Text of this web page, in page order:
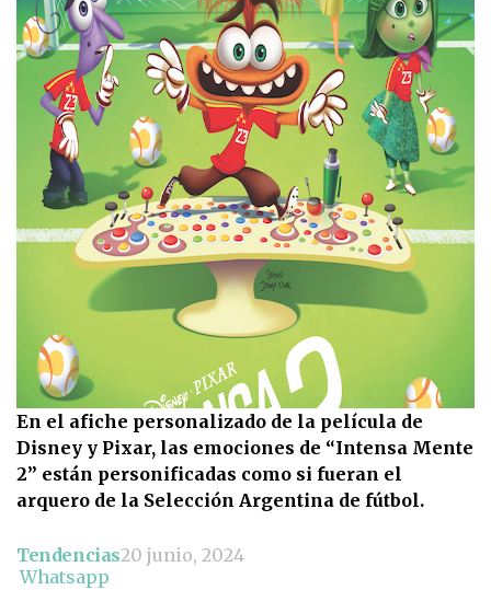
En el afiche personalizado de la película de
Disney y Pixar, las emociones de “Intensa Mente
2” están personificadas como si fueran el
arquero de la Selección Argentina de fútbol.
Tendencias20 junio, 2024
Whatsapp